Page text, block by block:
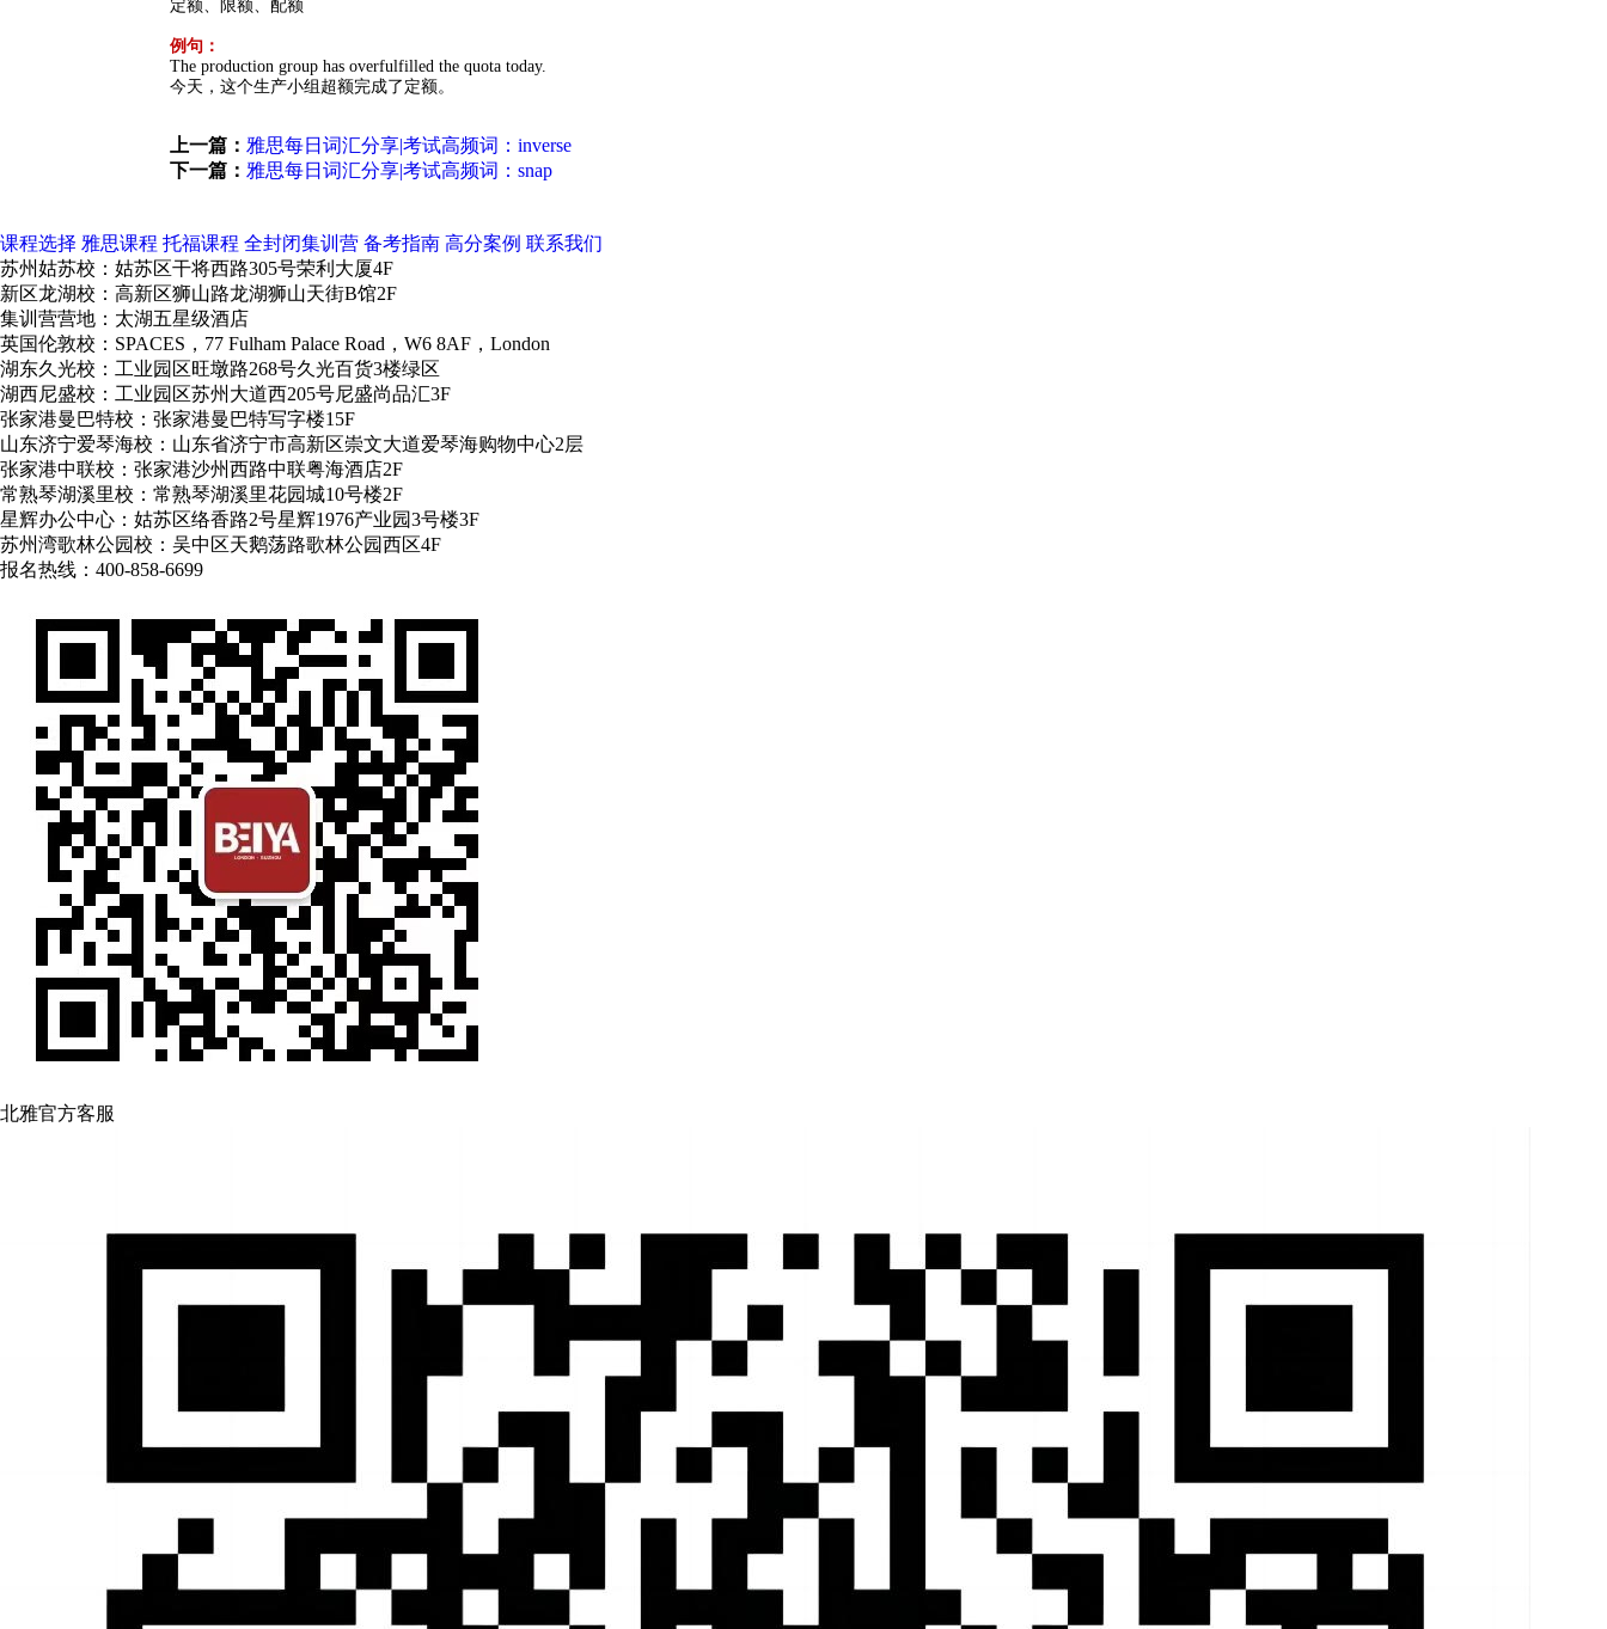
定额、限额、配额
例句：
The production group has overfulfilled the quota today.
今天，这个生产小组超额完成了定额。
上一篇： 雅思每日词汇分享|考试高频词：inverse
下一篇： 雅思每日词汇分享|考试高频词：snap
课程选择 雅思课程 托福课程 全封闭集训营 备考指南 高分案例 联系我们
苏州姑苏校：姑苏区干将西路305号荣利大厦4F
新区龙湖校：高新区狮山路龙湖狮山天街B馆2F
集训营营地：太湖五星级酒店
英国伦敦校：SPACES，77 Fulham Palace Road，W6 8AF，London
湖东久光校：工业园区旺墩路268号久光百货3楼绿区
湖西尼盛校：工业园区苏州大道西205号尼盛尚品汇3F
张家港曼巴特校：张家港曼巴特写字楼15F
山东济宁爱琴海校：山东省济宁市高新区崇文大道爱琴海购物中心2层
张家港中联校：张家港沙州西路中联粤海酒店2F
常熟琴湖溪里校：常熟琴湖溪里花园城10号楼2F
星辉办公中心：姑苏区络香路2号星辉1976产业园3号楼3F
苏州湾歌林公园校：吴中区天鹅荡路歌林公园西区4F
报名热线：400-858-6699
北雅官方客服